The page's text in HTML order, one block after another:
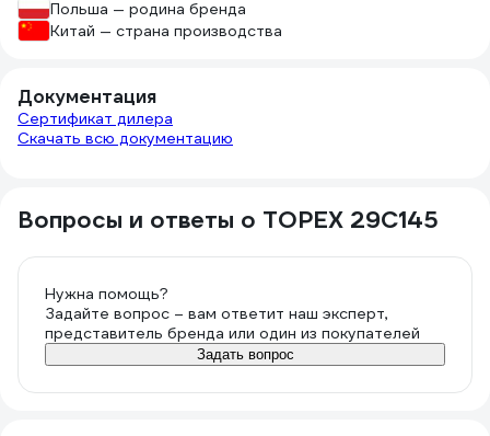
Польша — родина бренда
Китай — страна производства
Документация
Сертификат дилера
Скачать всю документацию
Вопросы и ответы о TOPEX 29C145
Нужна помощь?
Задайте вопрос – вам ответит наш эксперт,
представитель бренда или один из покупателей
Задать вопрос